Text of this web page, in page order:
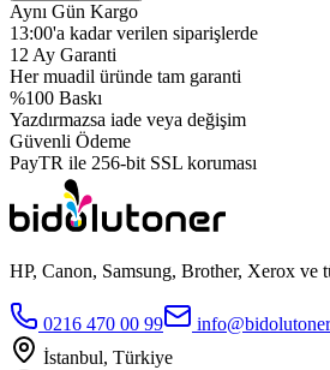
Aynı Gün Kargo
13:00'a kadar verilen siparişlerde
12 Ay Garanti
Her muadil üründe tam garanti
%100 Baskı
Yazdırmazsa iade veya değişim
Güvenli Ödeme
PayTR ile 256-bit SSL koruması
HP, Canon, Samsung, Brother, Xerox ve
0216 470 00 99
İstanbul, Türkiye